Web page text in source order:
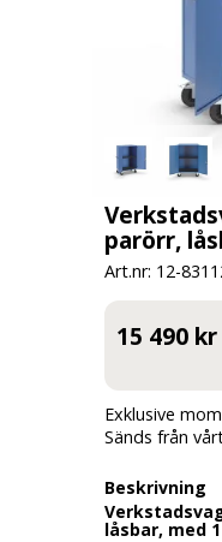
parörr,
Art.nr: 12-
15 490 kr
Exklusive
Sänds från
Beskrivning
låsbar, med